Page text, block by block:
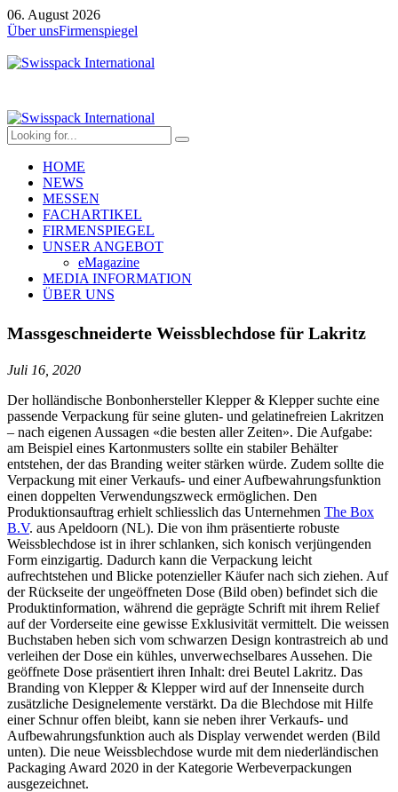
06. August 2026
Über unsFirmenspiegel
HOME
NEWS
MESSEN
FACHARTIKEL
FIRMENSPIEGEL
UNSER ANGEBOT
eMagazine
MEDIA INFORMATION
ÜBER UNS
Massgeschneiderte Weissblechdose für Lakritz
Juli 16, 2020
Der holländische Bonbonhersteller Klepper & Klepper suchte eine
passende Verpackung für seine gluten- und gelatinefreien Lakritzen
– nach eigenen Aussagen «die besten aller Zeiten». Die Aufgabe:
am Beispiel eines Kartonmusters sollte ein stabiler Behälter
entstehen, der das Branding weiter stärken würde. Zudem sollte die
Verpackung mit einer Verkaufs- und einer Aufbewahrungsfunktion
einen doppelten Verwendungszweck ermöglichen. Den
Produktionsauftrag erhielt schliesslich das Unternehmen The Box
B.V. aus Apeldoorn (NL). Die von ihm präsentierte robuste
Weissblechdose ist in ihrer schlanken, sich konisch verjüngenden
Form einzigartig. Dadurch kann die Verpackung leicht
aufrechtstehen und Blicke potenzieller Käufer nach sich ziehen. Auf
der Rückseite der ungeöffneten Dose (Bild oben) befindet sich die
Produktinformation, während die geprägte Schrift mit ihrem Relief
auf der Vorderseite eine gewisse Exklusivität vermittelt. Die weissen
Buchstaben heben sich vom schwarzen Design kontrastreich ab und
verleihen der Dose ein kühles, unverwechselbares Aussehen. Die
geöffnete Dose präsentiert ihren Inhalt: drei Beutel Lakritz. Das
Branding von Klepper & Klepper wird auf der Innenseite durch
zusätzliche Designelemente verstärkt. Da die Blechdose mit Hilfe
einer Schnur offen bleibt, kann sie neben ihrer Verkaufs- und
Aufbewahrungsfunktion auch als Display verwendet werden (Bild
unten). Die neue Weissblechdose wurde mit dem niederländischen
Packaging Award 2020 in der Kategorie Werbeverpackungen
ausgezeichnet.